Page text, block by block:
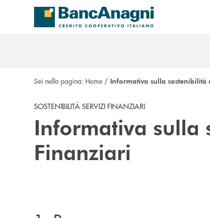
Salta al contenuto principale
Sei nella pagina: Home / Informativa sulla sostenibilità
SOSTENIBILITÀ SERVIZI FINANZIARI
Informativa sulla
Finanziari